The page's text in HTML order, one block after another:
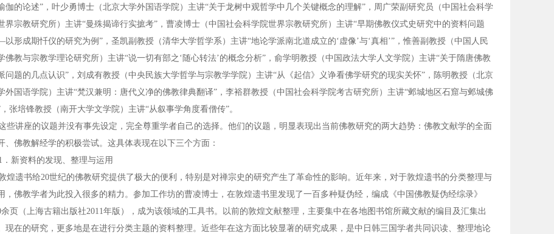
伽的论述”，叶少勇博士（北京大学外国语学院）主讲“关于龙树中观哲学中几个关键概念的理解”，周广荣副研究员（中国社会科学
界宗教研究所）主讲“曼殊揭谛行实摭考”，曹凌博士（中国社会科学院世界宗教研究所）主讲“早期佛教仪式史研究中的资料问题
形成期忏仪的研究为例”，圣凯副教授（清华大学哲学系）主讲“地论学派南北道成立的‘虚像’与‘真相’”，惟善副教授（中国人民
佛教与宗教学理论研究所）主讲“说一切有部之‘随心转法’的概念分析”，俞学明教授（中国政法大学人文学院）主讲“关于隋唐佛教
问题的几点认识”，刘成有教授（中央民族大学哲学与宗教学学院）主讲“从《起信》义诤看佛学研究的现实关怀”，陈明教授（北京
外国语学院）主讲“梵汉兼明：唐代义净的佛教律典翻译”，李裕群教授（中国社会科学院考古研究所）主讲“邺城地区石窟与邺城佛
张培锋教授（南开大学文学院）主讲“从叙事学角度看僧传”。
些讲座的议题并没有事先设定，完全尊重学者自己的选择。他们的议题，明显表现出当前佛教研究的两大趋势：佛教文献学的全面
、佛教解经学的积极尝试。这具体表现在以下三个方面：
新资料的发现、整理与运用
煌遗书给20世纪的佛教研究提供了极大的便利，特别是对禅宗史的研究产生了革命性的影响。近年来，对于敦煌遗书的分类整理与
，佛教学者为此投入很多的精力。参加工作坊的曹凌博士，在敦煌遗书里发现了一百多种疑伪经，编成《中国佛教疑伪经综录》
余页（上海古籍出版社2011年版），成为该领域的工具书。以前的敦煌文献整理，主要集中在各地图书馆所藏文献的编目及汇集出
现在的研究，更多地是在进行分类主题的资料整理。近些年在这方面比较显著的研究成果，是中日韩三国学者共同识读、整理地论